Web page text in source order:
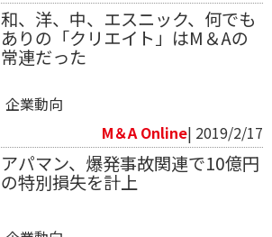
和、洋、中、エスニック、何でも
ありの「クリエイト」はM＆Aの
常連だった
企業動向
M＆A Online| 2019/2/17
アパマン、爆発事故関連で10億円
の特別損失を計上